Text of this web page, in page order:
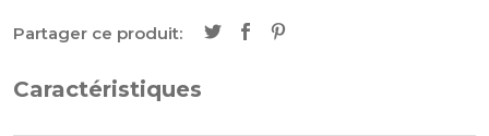
Partager ce produit:
Caractéristiques